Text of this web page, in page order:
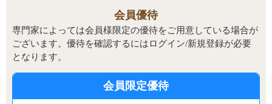
会員優待
専門家によっては会員様限定の優待をご用意している場合が
ございます。優待を確認するにはログイン/新規登録が必要
となります。
会員限定優待